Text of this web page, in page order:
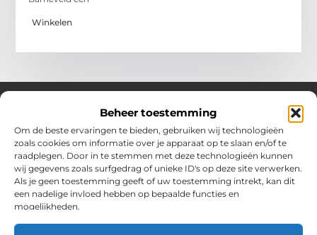
Beheer toestemming
Om de beste ervaringen te bieden, gebruiken wij technologieën
zoals cookies om informatie over je apparaat op te slaan en/of te
raadplegen. Door in te stemmen met deze technologieën kunnen
wij gegevens zoals surfgedrag of unieke ID's op deze site verwerken.
Als je geen toestemming geeft of uw toestemming intrekt, kan dit
een nadelige invloed hebben op bepaalde functies en
mogelijkheden.
Winkelen
Over Chobmak
Jouw gids voor inspiratie en tips uit het dagelijks leven.
Ontdek een brede verzameling blogs en artikelen die je helpen
om het meeste uit elke dag te halen, met praktische adviezen
en verrassende inzichten.
Bericht categorie